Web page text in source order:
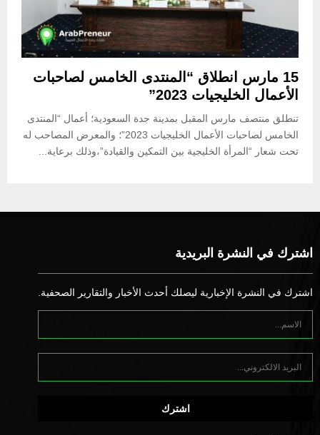
15 مارس انطلاق “المنتدى الخامس لصاحبات
الأعمال الخليجيات 2023”
تنطلق منتصف مارس المقبل بمدينة جدة السعودية؛ أعمال “المنتدى
الخامس لصاحبات الأعمال الخليجيات 2023”؛ والمعرض المصاحب له
تحت شعار “المرأة الخليجية بين التمكين والقيادة”،وذلك برعاية...
اشترك في النشرة البريدية
اشترك في النشرة الإخبارية ليصلك أحدث الأخبار والتقارير الصحفية.